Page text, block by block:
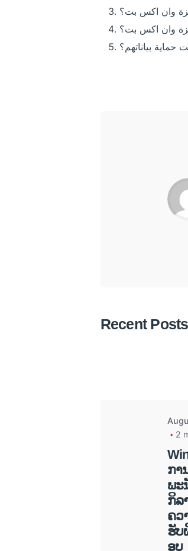
وان اكس بت؟
وان اكس بت؟
بياناتهم؟
Recent Posts
2
ກາ
ພະ
ກິລ
ຄວ
ຮັບ
ອບ